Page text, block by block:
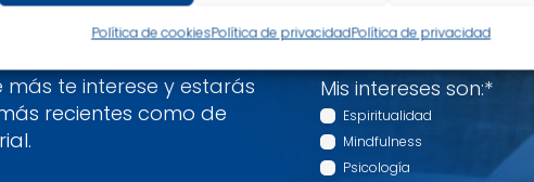
Política de cookiesPolítica de privacidadPolítica de privacidad
descubre un poco
te interese y estarás
recientes como de
Mis intereses son:*
Espiritualidad
Mindfulness
Psicología